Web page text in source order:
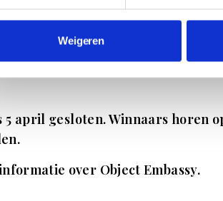
Weigeren
Embassy.
op het boek
5 april gesloten. Winnaars horen
over Object Embassy.